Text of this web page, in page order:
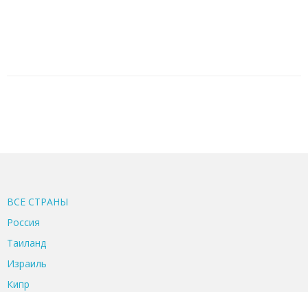
ВСЕ CТРАНЫ
Россия
Таиланд
Израиль
Кипр